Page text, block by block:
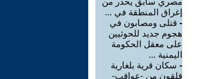
إغراق المنطقة في ...
- قتلى ومصابون في
هجوم جديد للحوثيين
على معقل الحكومة
اليمنية ...
- سكان قرية بلغارية
قلقون من -عواقب-